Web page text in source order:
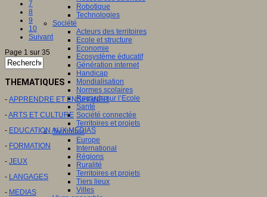
Robotique
Technologies
Société
Acteurs des territoires
Ecole et structure
Economie
Ecosystème éducatif
Génération internet
Handicap
Mondialisation
Normes scolaires
Regards sur l’Ecole
Santé
Société connectée
Territoires et projets
Territoires
Europe
International
Régions
Ruralité
Territoires et projets
Tiers lieux
Villes
7
8
9
10
Suivant
Page 1 sur 35
THEMATIQUES
- APPRENDRE ET ENSEIGNER
-ARTS ET CULTURE
- EDUCATION AUX MEDIAS
- FORMATION
- JEUX
- LANGAGES
- MEDIAS